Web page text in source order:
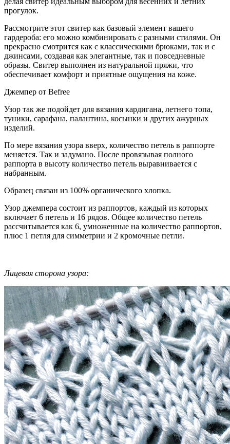
прогулок.
Рассмотрите этот свитер как базовый элемент вашего
гардероба: его можно комбинировать с разными стилями. Он
прекрасно смотрится как с классическими брюками, так и с
джинсами, создавая как элегантные, так и повседневные
образы. Свитер выполнен из натуральной пряжи, что
обеспечивает комфорт и приятные ощущения на коже.
Джемпер от Befree
Узор так же подойдет для вязания кардигана, летнего топа,
туники, сарафана, палантина, косынки и других ажурных
изделий.
По мере вязания узора вверх, количество петель в раппорте
меняется. Так и задумано. После провязывая полного
раппорта в высоту количество петель выравнивается с
набранным.
Образец связан из 100% органического хлопка.
Узор джемпера состоит из раппортов, каждый из которых
включает 6 петель и 16 рядов. Общее количество петель
рассчитывается как 6, умноженные на количество раппортов,
плюс 1 петля для симметрии и 2 кромочные петли.
Лицевая сторона узора: